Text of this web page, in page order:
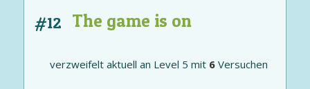
#12 The game is on
verzweifelt aktuell an Level 5 mit 6 Versuchen